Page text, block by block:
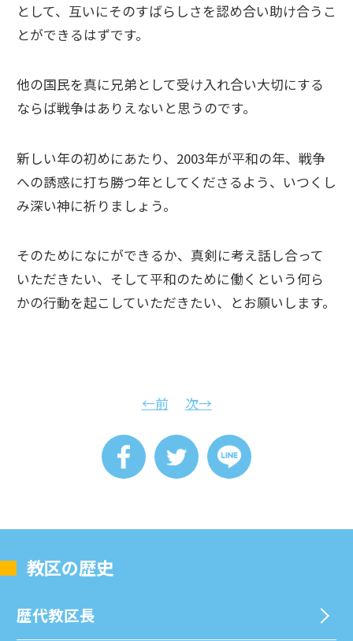
として、互いにそのすばらしさを認め合い助け合うこ
とができるはずです。
他の国民を真に兄弟として受け入れ合い大切にする
ならば戦争はありえないと思うのです。
新しい年の初めにあたり、2003年が平和の年、戦争
への誘惑に打ち勝つ年としてくださるよう、いつくし
み深い神に祈りましょう。
そのためになにができるか、真剣に考え話し合って
いただきたい、そして平和のために働くという何ら
かの行動を起こしていただきたい、とお願いします。
←前 次→
教区の歴史
歴代教区⻑